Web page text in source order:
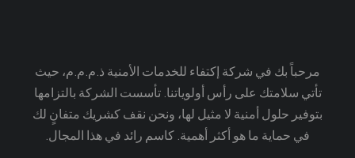
مرحباً بك في شركة إكتفاء للخدمات الأمنية ذ.م.م.م، حيث
تأتي سلامتك على رأس أولوياتنا. تأسست الشركة بالتزامها
بتوفير حلول أمنية لا مثيل لها، ونحن نقف كشريك متفانٍ لك
في حماية ما هو أكثر أهمية. كاسم رائد في هذا المجال.